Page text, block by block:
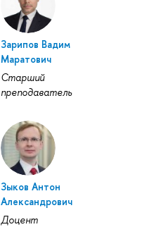
Зарипов Вадим
Маратович
Старший
преподаватель
Зыков Антон
Александрович
Доцент